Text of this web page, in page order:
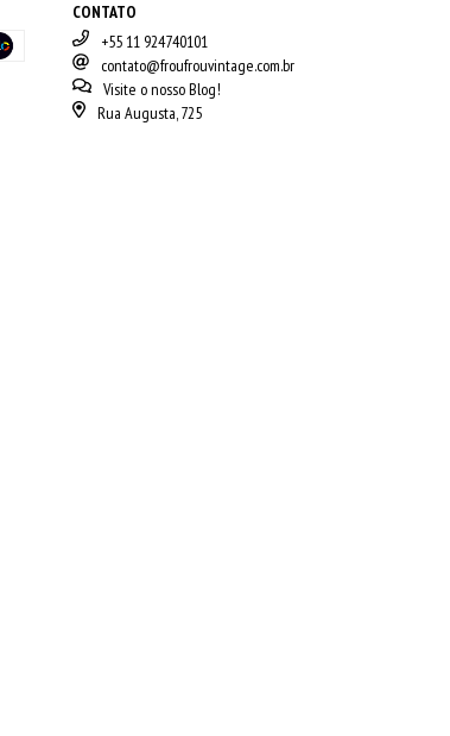
CONTATO
+55 11 924740101
contato@froufrouvintage.com.br
Visite o nosso Blog!
Rua Augusta, 725